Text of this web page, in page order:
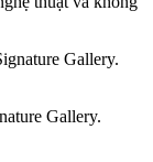
Gallery.